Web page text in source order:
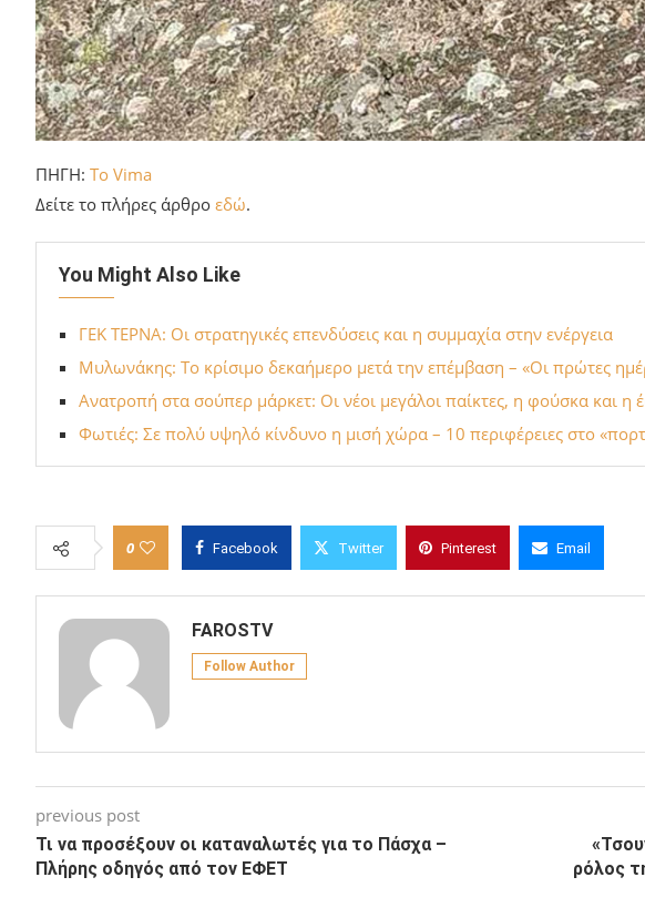
ΠΗΓΗ: To Vima
Δείτε το πλήρες άρθρο εδώ.
You Might Also Like
ΓΕΚ ΤΕΡΝΑ: Οι στρατηγικές επενδύσεις και η συμμαχία στην ενέργεια
Μυλωνάκης: Το κρίσιμο δεκαήμερο μετά την επέμβαση – «Οι πρώτες
Ανατροπή στα σούπερ μάρκετ: Οι νέοι μεγάλοι παίκτες, η φούσκα και η
Φωτιές: Σε πολύ υψηλό κίνδυνο η μισή χώρα – 10 περιφέρειες στο
0 Facebook Twitter Pinterest Email
FAROSTV
Follow Author
previous post
Τι να προσέξουν οι καταναλωτές για το Πάσχα –
Πλήρης οδηγός από τον ΕΦΕΤ
ρόλος